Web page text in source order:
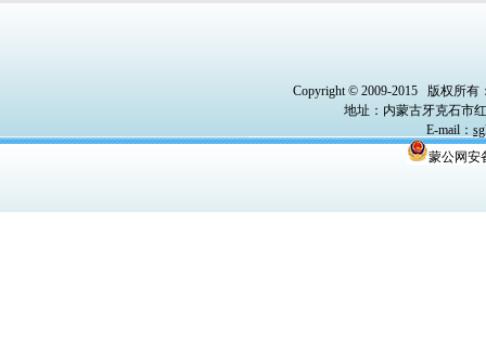
Copyright © 2009-2015
版权所有
地址：内蒙古牙克石市
E-mail ：
蒙公网安